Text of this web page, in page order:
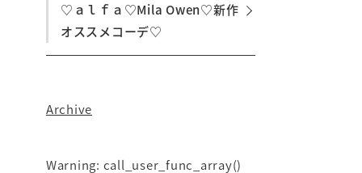
♡ａｌｆａ♡Mila Owen♡新作
オススメコーデ♡
Archive
Warning: call_user_func_array()